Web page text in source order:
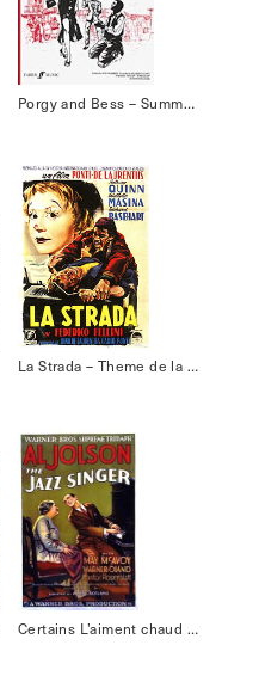
Porgy and Bess – Summertime
La Strada – Theme de la Strada
Certains L’aiment chaud – I wanna be loved by you